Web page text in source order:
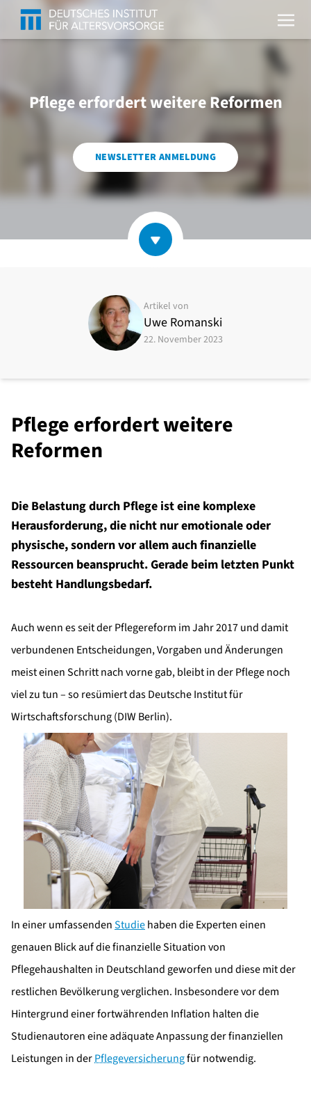
Pflege erfordert weitere Reformen
NEWSLETTER ANMELDUNG
Artikel von
Uwe Romanski
22. November 2023
Pflege erfordert weitere
Reformen
Die Belastung durch Pflege ist eine komplexe
Herausforderung, die nicht nur emotionale oder
physische, sondern vor allem auch finanzielle
Ressourcen beansprucht. Gerade beim letzten Punkt
besteht Handlungsbedarf.
Auch wenn es seit der Pflegereform im Jahr 2017 und damit
verbundenen Entscheidungen, Vorgaben und Änderungen
meist einen Schritt nach vorne gab, bleibt in der Pflege noch
viel zu tun – so resümiert das Deutsche Institut für
Wirtschaftsforschung (DIW Berlin).
In einer umfassendenStudiehaben die Experten einen
genauen Blick auf die finanzielle Situation von
Pflegehaushalten in Deutschland geworfen und diese mit der
restlichen Bevölkerung verglichen. Insbesondere vor dem
Hintergrund einer fortwährenden Inflation halten die
Studienautoren eine adäquate Anpassung der finanziellen
Leistungen in derPflegeversicherungfür notwendig.